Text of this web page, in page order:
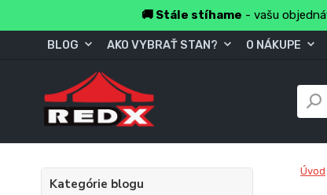
🚚 Stále stíhame - vašu
BLOG AKO VYBRAŤ STAN? O NÁKUPE
Kategórie blogu
Úvod